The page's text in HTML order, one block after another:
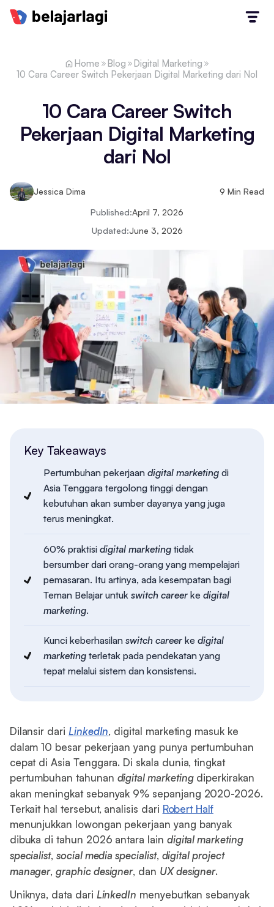
Home Blog
Digital Marketing
10 Cara Career Switch Pekerjaan Digital Marketing dari Nol
10 Cara Career Switch
Pekerjaan Digital Marketing
dari Nol
Jessica Dima 9 Min Read
Published:April 7, 2026
Updated:June 3, 2026
Key Takeaways
Pertumbuhan pekerjaan digital marketingdi
Asia Tenggara tergolong tinggi dengan
kebutuhan akan sumber dayanya yang juga
terus meningkat.
60% praktisi digital marketingtidak
bersumber dari orang-orang yang mempelajari
pemasaran. Itu artinya, ada kesempatan bagi
Teman Belajar untuk switch careerke digital
marketing.
Kunci keberhasilan switch careerke digital
marketingterletak pada pendekatan yang
tepat melalui sistem dan konsistensi.
Dilansir dari LinkedIn, digital marketing masuk ke
dalam 10 besar pekerjaan yang punya pertumbuhan
cepat di Asia Tenggara. Di skala dunia, tingkat
pertumbuhan tahunan digital marketingdiperkirakan
akan meningkat sebanyak 9% sepanjang 2020-2026.
Terkait hal tersebut, analisis dari Robert Half
menunjukkan lowongan pekerjaan yang banyak
dibuka di tahun 2026 antara lain digital marketing
specialist,social media specialist, digital project
manager,graphic designer, dan UX designer.
Uniknya, data dari LinkedIn menyebutkan sebanyak